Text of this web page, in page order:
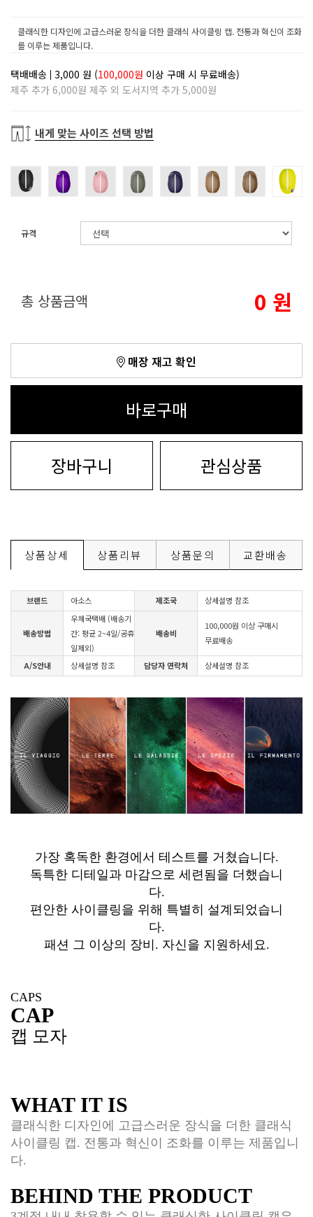
클래식한 디자인에 고급스러운 장식을 더한 클래식 사이클링 캡. 전통과 혁신이 조화
를 이루는 제품입니다.
택배배송 3,000 원 (100,000원 이상 구매 시 무료배송)
제주 추가 6,000원 제주 외 도서지역 추가 5,000원
내게 맞는 사이즈 선택 방법
규격
총 상품금액 0 원
매장 재고 확인
바로구매
장바구니 관심상품
상품상세 상품리뷰 상품문의 교환배송
브랜드 아소스 제조국 상세설명 참조
배송방법
우체국택배 (배송기
간: 평균 2~4일/공휴
일제외)
배송비
100,000원 이상 구매시
무료배송
A/S안내 상세설명 참조 담당자 연락처 상세설명 참조
가장 혹독한 환경에서 테스트를 거쳤습니다.
독특한 디테일과 마감으로 세련됨을 더했습니
다.
편안한 사이클링을 위해 특별히 설계되었습니
다.
패션 그 이상의 장비. 자신을 지원하세요.
CAPS
CAP
캡 모자
WHAT IT IS
클래식한 디자인에 고급스러운 장식을 더한 클래식
사이클링 캡. 전통과 혁신이 조화를 이루는 제품입니
다.
BEHIND THE PRODUCT